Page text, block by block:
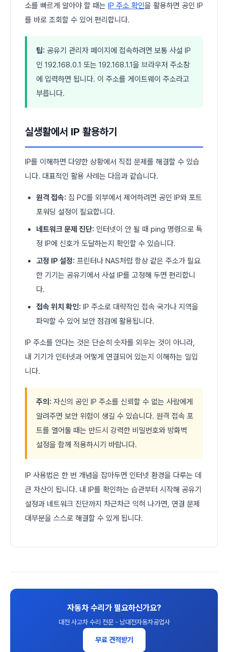
소를 빠르게 알아야 할 때는 IP 주소 확인을 활용하면 공인 IP
를 바로 조회할 수 있어 편리합니다.
팁: 공유기 관리자 페이지에 접속하려면 보통 사설 IP
인 192.168.0.1 또는 192.168.1.1을 브라우저 주소창
에 입력하면 됩니다. 이 주소를 게이트웨이 주소라고
부릅니다.
실생활에서 IP 활용하기
IP를 이해하면 다양한 상황에서 직접 문제를 해결할 수 있습
니다. 대표적인 활용 사례는 다음과 같습니다.
원격 접속: 집 PC를 외부에서 제어하려면 공인 IP와 포트
포워딩 설정이 필요합니다.
네트워크 문제 진단: 인터넷이 안 될 때 ping 명령으로 특
정 IP에 신호가 도달하는지 확인할 수 있습니다.
고정 IP 설정: 프린터나 NAS처럼 항상 같은 주소가 필요
한 기기는 공유기에서 사설 IP를 고정해 두면 편리합니
다.
접속 위치 확인: IP 주소로 대략적인 접속 국가나 지역을
파악할 수 있어 보안 점검에 활용됩니다.
IP 주소를 안다는 것은 단순히 숫자를 외우는 것이 아니라,
내 기기가 인터넷과 어떻게 연결되어 있는지 이해하는 일입
니다.
주의: 자신의 공인 IP 주소를 신뢰할 수 없는 사람에게
알려주면 보안 위험이 생길 수 있습니다. 원격 접속 포
트를 열어둘 때는 반드시 강력한 비밀번호와 방화벽
설정을 함께 적용하시기 바랍니다.
IP 사용법은 한 번 개념을 잡아두면 인터넷 환경을 다루는 데
큰 자산이 됩니다. 내 IP를 확인하는 습관부터 시작해 공유기
설정과 네트워크 진단까지 차근차근 익혀 나가면, 연결 문제
대부분을 스스로 해결할 수 있게 됩니다.
자동차 수리가 필요하신가요?
대전 사고차 수리 전문 - 남대전자동차공업사
무료 견적받기